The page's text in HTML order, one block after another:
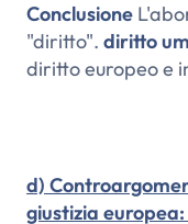
Conclusione
"diritto". diritto
diritto europeo e
d)
giustizia